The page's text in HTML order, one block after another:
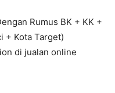
Rumus BK + KK +
+ Kota Target)
di jualan online